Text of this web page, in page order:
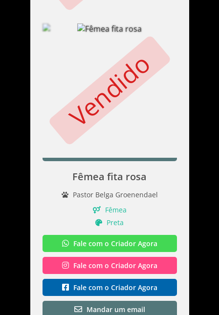
Vendido
Fêmea fita rosa
Pastor Belga Groenendael
Fêmea
Preta
Fale com o Criador Agora
Fale com o Criador Agora
Fale com o Criador Agora
Mandar um email